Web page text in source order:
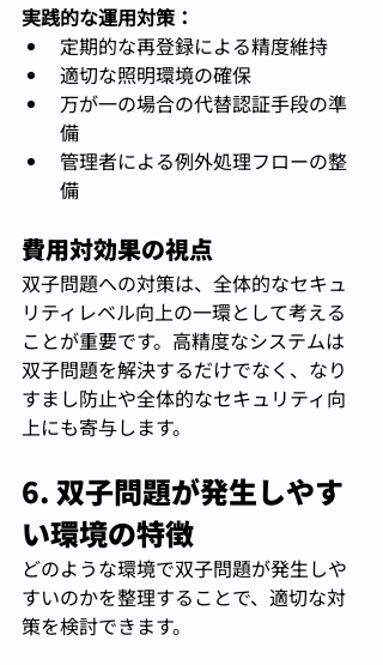
実践的な運用対策：
定期的な再登録による精度維持
適切な照明環境の確保
万が一の場合の代替認証手段の準
備
管理者による例外処理フローの整
備
費用対効果の視点
双子問題への対策は、全体的なセキュ
リティレベル向上の一環として考える
ことが重要です。高精度なシステムは
双子問題を解決するだけでなく、なり
すまし防止や全体的なセキュリティ向
上にも寄与します。
6. 双子問題が発生しやす
い環境の特徴
どのような環境で双子問題が発生しや
すいのかを整理することで、適切な対
策を検討できます。